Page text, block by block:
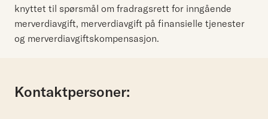
knyttet til spørsmål om fradragsrett for inngående
merverdiavgift, merverdiavgift på finansielle tjenester
og merverdiavgiftskompensasjon.
Kontaktpersoner: